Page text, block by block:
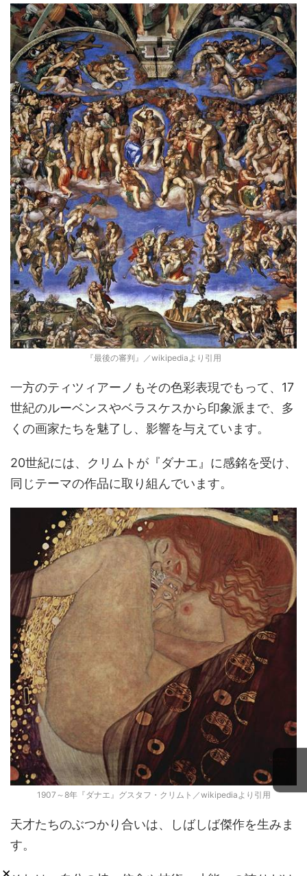
『最後の審判』／wikipediaより引用
一方のティツィアーノもその色彩表現でもって、17
世紀のルーベンスやベラスケスから印象派まで、多
くの画家たちを魅了し、影響を与えています。
20世紀には、クリムトが『ダナエ』に感銘を受け、
同じテーマの作品に取り組んでいます。
1907～8年『ダナエ』グスタフ・クリムト／wikipediaより引用
天才たちのぶつかり合いは、しばしば傑作を生みま
す。